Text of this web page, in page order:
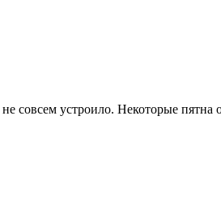
совсем устроило. Некоторые